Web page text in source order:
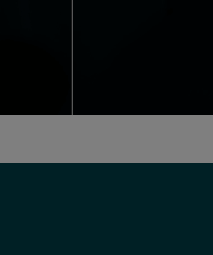
your personal information according to the
all communications at any time by clicking